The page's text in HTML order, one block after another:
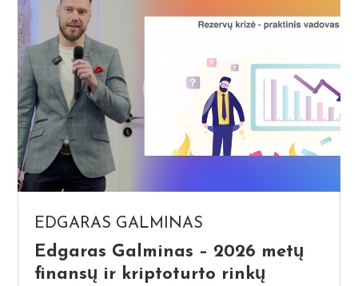
EDGARAS GALMINAS
Edgaras Galminas – 2026 metų
finansų ir kriptoturto rinkų